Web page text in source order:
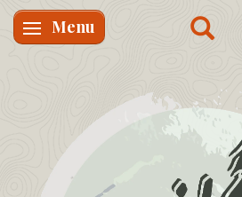
Skifte navigation
Menu